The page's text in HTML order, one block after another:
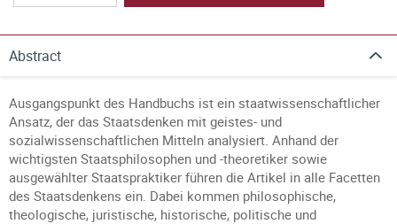
Abstract
Ausgangspunkt des Handbuchs ist ein staatwissenschaftlicher
Ansatz, der das Staatsdenken mit geistes- und
sozialwissenschaftlichen Mitteln analysiert. Anhand der
wichtigsten Staatsphilosophen und -theoretiker sowie
ausgewählter Staatspraktiker führen die Artikel in alle Facetten
des Staatsdenkens ein. Dabei kommen philosophische,
theologische, juristische, historische, politische und